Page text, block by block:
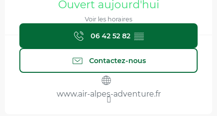
Ouvert aujourd'hui
Voir les horaires
06 42 52 82 ▒▒
Contactez-nous
www.air-alpes-adventure.fr